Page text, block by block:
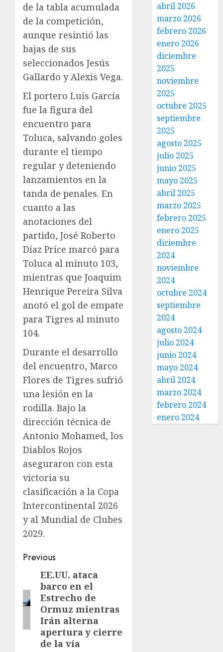
de la tabla acumulada
de la competición,
aunque resintió las
bajas de sus
seleccionados Jesús
Gallardo y Alexis Vega.
El portero Luis García
fue la figura del
encuentro para
Toluca, salvando goles
durante el tiempo
regular y deteniendo
lanzamientos en la
tanda de penales. En
cuanto a las
anotaciones del
partido, José Roberto
Díaz Price marcó para
Toluca al minuto 103,
mientras que Joaquim
Henrique Pereira Silva
anotó el gol de empate
para Tigres al minuto
104.
Durante el desarrollo
del encuentro, Marco
Flores de Tigres sufrió
una lesión en la
rodilla. Bajo la
dirección técnica de
Antonio Mohamed, los
Diablos Rojos
aseguraron con esta
victoria su
clasificación a la Copa
Intercontinental 2026
y al Mundial de Clubes
2029.
Previous
EE.UU. ataca
barco en el
Estrecho de
Ormuz mientras
Irán alterna
apertura y cierre
de la vía
abril 2026
marzo 2026
febrero 2026
enero 2026
diciembre
2025
noviembre
2025
octubre 2025
septiembre
2025
agosto 2025
julio 2025
junio 2025
mayo 2025
abril 2025
marzo 2025
febrero 2025
enero 2025
diciembre
2024
noviembre
2024
octubre 2024
septiembre
2024
agosto 2024
julio 2024
junio 2024
mayo 2024
abril 2024
marzo 2024
febrero 2024
enero 2024